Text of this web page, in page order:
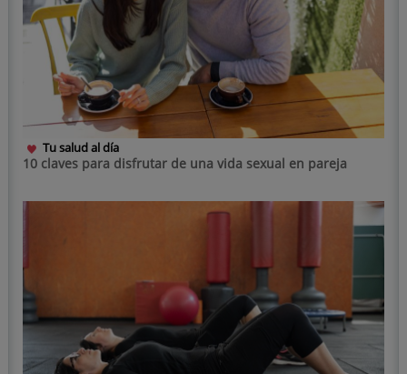
Tu salud al día
10 claves para disfrutar de una vida sexual en pareja